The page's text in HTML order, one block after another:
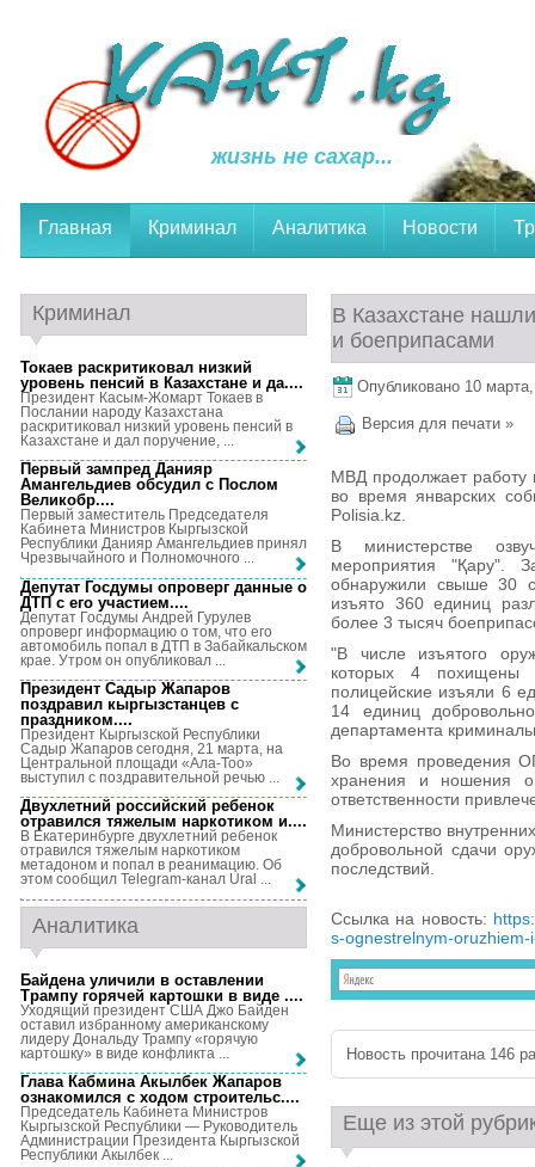
жизнь не сахар...
Главная Криминал Аналитика Новости
В Казахстане
и боеприпасами
Опубликовано 10
Версия для печати »
МВД продолжает работу
во время январских
Polisia.kz.
В министерстве
мероприятия "Қару".
обнаружили свыше 30
изъято 360 единиц
более 3 тысяч
"В числе изъятого
которых 4 похищены
полицейские изъяли 6
14 единиц
департамента
Во время проведения
хранения и ношения
ответственности
Министерство
добровольной сдачи
последствий.
Ссылка на новость:
s-ognestrelnym-
Новость прочитана 146
Еще из этой
Криминал
Токаев раскритиковал низкий
уровень пенсий в Казахстане и да....
Президент Касым-Жомарт Токаев в
Послании народу Казахстана
раскритиковал низкий уровень пенсий в
Казахстане и дал поручение, ...
Первый зампред Данияр
Амангельдиев обсудил с Послом
Великобр....
Первый заместитель Председателя
Кабинета Министров Кыргызской
Республики Данияр Амангельдиев принял
Чрезвычайного и Полномочного ...
Депутат Госдумы опроверг данные о
ДТП с его участием....
Депутат Госдумы Андрей Гурулев
опроверг информацию о том, что его
автомобиль попал в ДТП в Забайкальском
крае. Утром он опубликовал ...
Президент Садыр Жапаров
поздравил кыргызстанцев с
праздником....
Президент Кыргызской Республики
Садыр Жапаров сегодня, 21 марта, на
Центральной площади «Ала-Тоо»
выступил с поздравительной речью ...
Двухлетний российский ребенок
отравился тяжелым наркотиком и....
В Екатеринбурге двухлетний ребенок
отравился тяжелым наркотиком
метадоном и попал в реанимацию. Об
этом сообщил Telegram-канал Ural ...
Аналитика
Байдена уличили в оставлении
Трампу горячей картошки в виде ....
Уходящий президент США Джо Байден
оставил избранному американскому
лидеру Дональду Трампу «горячую
картошку» в виде конфликта ...
Глава Кабмина Акылбек Жапаров
ознакомился с ходом строительс....
Председатель Кабинета Министров
Кыргызской Республики — Руководитель
Администрации Президента Кыргызской
Республики Акылбек ...